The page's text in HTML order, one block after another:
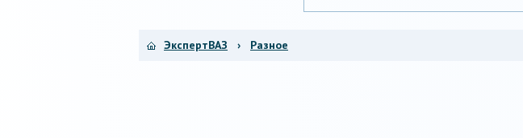
ЭкспертВАЗ › Разное